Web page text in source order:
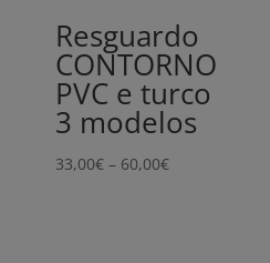
Resguardo
CONTORNO
PVC e turco
3 modelos
33,00€ – 60,00€Price